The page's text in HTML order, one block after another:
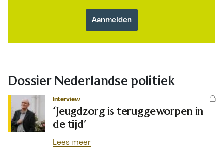
Dossier Nederlandse politiek
Interview
‘Jeugdzorg is teruggeworpen in
de tijd’
Lees meer